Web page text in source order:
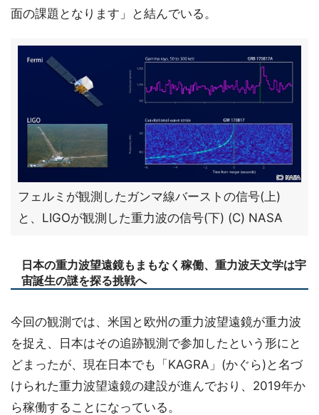
面の課題となります」と結んでいる。
フェルミが観測したガンマ線バーストの信号(上)
と、LIGOが観測した重力波の信号(下) (C) NASA
日本の重力波望遠鏡もまもなく稼働、重力波天文学は宇
宙誕生の謎を探る挑戦へ
今回の観測では、米国と欧州の重力波望遠鏡が重力波
を捉え、日本はその追跡観測で参加したという形にと
どまったが、現在日本でも「KAGRA」(かぐら)と名づ
けられた重力波望遠鏡の建設が進んでおり、2019年か
ら稼働することになっている。